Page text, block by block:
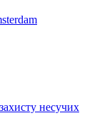
несучих